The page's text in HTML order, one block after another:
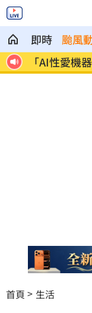
即時 颱風
面
「AI性愛機
勢
首頁 生活